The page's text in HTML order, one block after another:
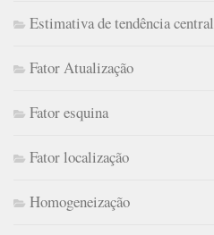
Estimativa de tendência central
Fator Atualização
Fator esquina
Fator localização
Homogeneização